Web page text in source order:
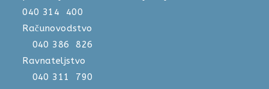
040 314 400
Računovodstvo
040 386 826
Ravnateljstvo
040 311 790